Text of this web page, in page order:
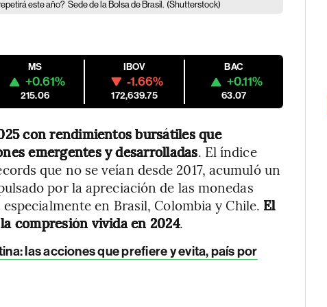
este año? Sede de la Bolsa de Brasil. (Shutterstock)
MS
+0.61%
215.06
IBOV
-1.66%
172,639.75
BAC
+0.11%
63.07
con rendimientos bursátiles que
emergentes y desarrolladas. El índice
que no se veían desde 2017, acumuló un
por la apreciación de las monedas
en Brasil, Colombia y Chile. El
compresión vivida en 2024.
las acciones que prefiere y evita, país por